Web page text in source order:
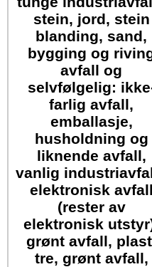
stein, jord, stein
blanding, sand,
bygging og
avfall og
selvfølgelig:
farlig avfall,
emballasje,
husholdning og
liknende avfall,
vanlig
elektronisk
(rester av
elektronisk
grønt avfall,
tre, grønt avfall,